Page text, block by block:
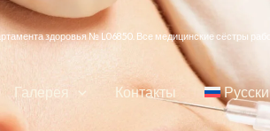
здоровья № L06850. Все медицинские сёстры
Галерея Контакты